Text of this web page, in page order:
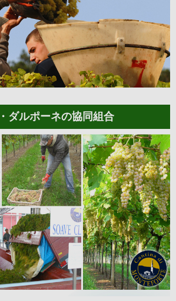
ダルポーネの協同組合